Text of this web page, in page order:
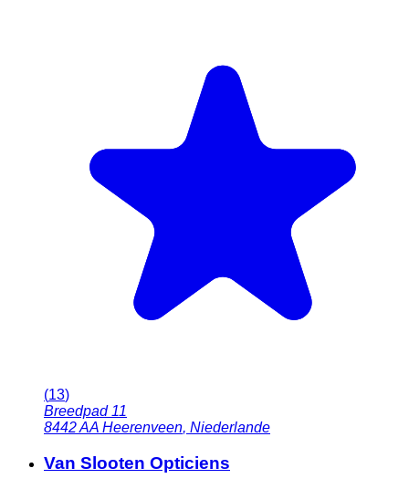
(13)
Breedpad 11
8442 AA Heerenveen, Niederlande
Van Slooten Opticiens